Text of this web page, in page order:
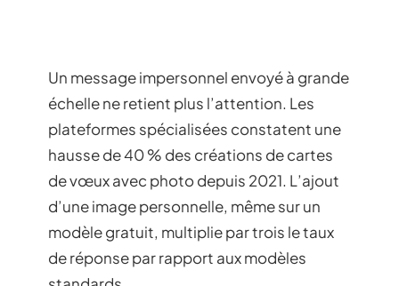
Un message impersonnel envoyé à grande
échelle ne retient plus l’attention. Les
plateformes spécialisées constatent une
hausse de 40 % des créations de cartes
de vœux avec photo depuis 2021. L’ajout
d’une image personnelle, même sur un
modèle gratuit, multiplie par trois le taux
de réponse par rapport aux modèles